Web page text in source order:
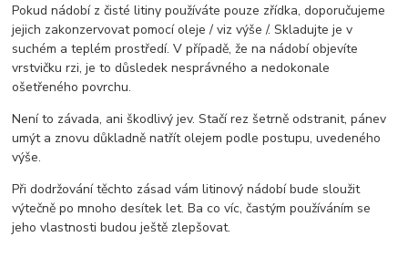
Pokud nádobí z čisté litiny používáte pouze zřídka, doporučujeme
jejich zakonzervovat pomocí oleje / viz výše /. Skladujte je v
suchém a teplém prostředí. V případě, že na nádobí objevíte
vrstvičku rzi, je to důsledek nesprávného a nedokonale
ošetřeného povrchu.
Není to závada, ani škodlivý jev. Stačí rez šetrně odstranit, pánev
umýt a znovu důkladně natřít olejem podle postupu, uvedeného
výše.
Při dodržování těchto zásad vám litinový nádobí bude sloužit
výtečně po mnoho desítek let. Ba co víc, častým používáním se
jeho vlastnosti budou ještě zlepšovat.